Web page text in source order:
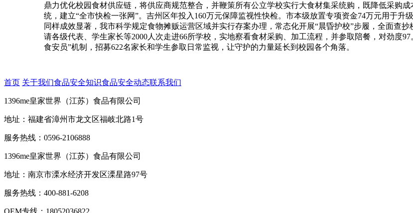
鼎力优化校园食材供应链，将供应商规范整合，并鞭策所有公立学校实行大食材集采统购，既降低采购
统，建立“全市快检一张网”。吉州区年投入160万元保障监视性快检。市本级放置专项资金74万元用于升
同样成效显著，我市科学规定食物摊贩运营区域并实行存案办理，常态化开展“晨昏护校”步履，全面查
请各级代表、学生家长等2000人次走进66所学校，实地察看食材采购、加工流程，并参取陪餐，对劲度
食安员”机制，招募622名家长和学生参取日常监视，让守护的力量延长到校园各个角落。
首页 关于我们食品安全知识食品安全动态联系我们
1396me皇家世界（江苏）食品有限公司
地址：福建省漳州市龙文区福岐北路1号
服务热线：0596-2106888
1396me皇家世界（江苏）食品有限公司
地址：南京市溧水经济开发区溧星路97号
服务热线：400-881-6208
OEM专线：18052036822